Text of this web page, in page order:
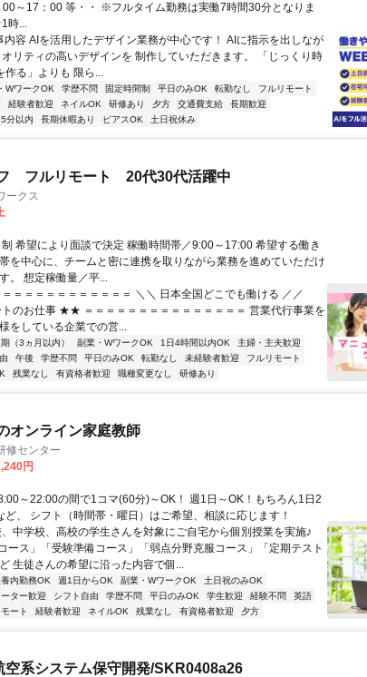
～17：00 等・・ ※フルタイム勤務は実働7時間30分となりま
時...
容 AIを活用したデザイン業務が中心です！ AIに指示を出しなが
リティの高いデザインを 制作していただきます。 「じっくり時
作る」よりも 限ら...
WワークOK 学歴不問 固定時間制 平日のみOK 転勤なし
フルリモート
経験者歓迎 ネイルOK 研修あり 夕方 交通費支給
長期歓迎
分以内 長期休暇あり ピアスOK 土日祝休み
フルリモート 20代30代活躍中
ークス
希望により面談で決定 稼働時間帯／9:00～17:00 希望する働き
を中心に、チームと密に連携を取りながら業務を進めていただけ
。 想定稼働量／平...
＝＝＝＝＝＝＝＝＝＝＝ ＼＼ 日本全国どこでも働ける ／／
のお仕事 ★★ ＝＝＝＝＝＝＝＝＝＝＝＝＝＝＝ 営業代行事業を
をしている企業での営...
（3ヵ月以内） 副業・WワークOK 1日4時間以内OK
主婦・主夫歓迎
午後 学歴不問 平日のみOK 転勤なし 未経験者歓迎
フルリモート
残業なし 有資格者歓迎 職種変更なし 研修あり
オンライン家庭教師
修センター
円
～22:00の間で1コマ(60分)～OK！ 週1日～OK！もちろん1日2
ど、 シフト（時間帯・曜日）はご希望、相談に応じます！
中学校、高校の学生さんを対象にご自宅から個別授業を実施♪
ース」「受験準備コース」「弱点分野克服コース」「定期テスト
生徒さんの希望に沿った内容で個...
内勤務OK 週1日からOK 副業・WワークOK
土日祝のみOK
ター歓迎 シフト自由 学歴不問 平日のみOK 学生歓迎 経験不問
英語
ート 経験者歓迎 ネイルOK 残業なし 有資格者歓迎 夕方
系システム保守開発/SKR0408a26